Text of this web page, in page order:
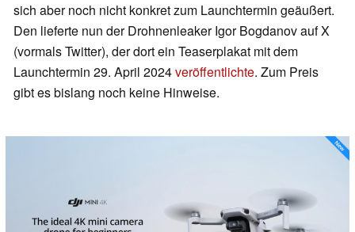
sich aber noch nicht konkret zum Launchtermin geäußert.
Den lieferte nun der Drohnenleaker Igor Bogdanov auf X
(vormals Twitter), der dort ein Teaserplakat mit dem
Launchtermin 29. April 2024veröffentlichte. Zum Preis
gibt es bislang noch keine Hinweise.